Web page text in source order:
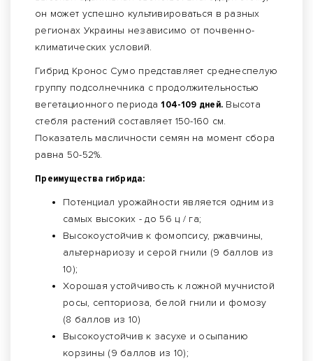
он может успешно культивироваться в разных
регионах Украины независимо от почвенно-
климатических условий.
Гибрид Кронос Сумо представляет среднеспелую
группу подсолнечника с продолжительностью
вегетационного периода104-109 дней. Высота
стебля растений составляет 150-160 см.
Показатель масличности семян на момент сбора
равна 50-52%.
Преимущества гибрида:
Потенциал урожайности является одним из
самых высоких - до 56 ц / га;
Высокоустойчив к фомопсису, ржавчины,
альтернариозу и серой гнили (9 баллов из
10);
Хорошая устойчивость к ложной мучнистой
росы, септориоза, белой гнили и фомозу
(8 баллов из 10)
Высокоустойчив к засухе и осыпанию
корзины (9 баллов из 10);